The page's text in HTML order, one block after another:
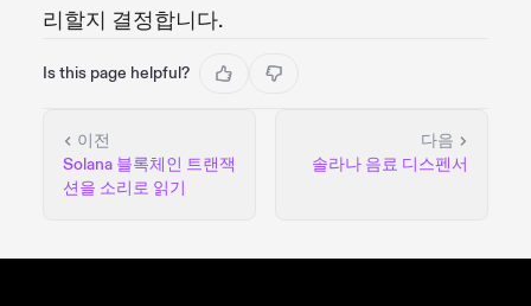
리할지 결정합니다.
Is this page helpful?
이전
Solana 블록체인 트랜잭
션을 소리로 읽기
다음
솔라나 음료 디스펜서